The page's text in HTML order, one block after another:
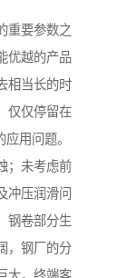
重要参数之
优越的产品
相当长的时
仅仅停留在
用问题。
；未考虑前
冲压润滑问
钢卷部分生
，钢厂的分